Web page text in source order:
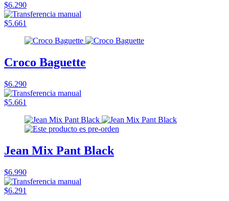
$6.290
$5.661
Croco Baguette
$6.290
$5.661
Jean Mix Pant Black
$6.990
$6.291